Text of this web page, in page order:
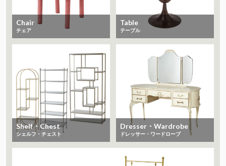
Chair
チェア
Table
テーブル
Shelf・Chest
シェルフ・チェスト
Dresser・Wardrobe
ドレッサー・ワードローブ